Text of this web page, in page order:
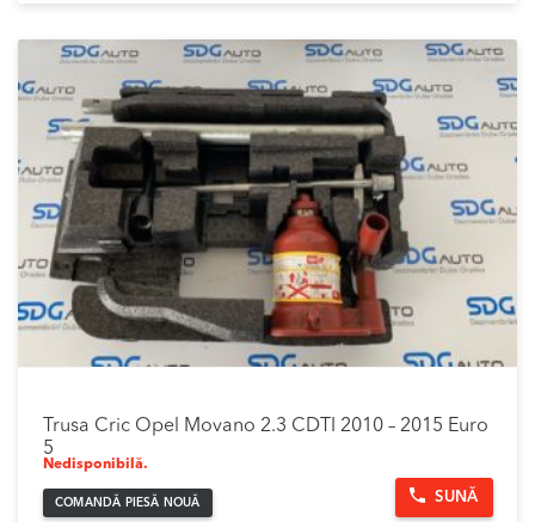
Trusa Cric Opel Movano 2.3 CDTI 2010 – 2015 Euro
5
Nedisponibilă.
COMANDĂ PIESĂ NOUĂ SUNĂ